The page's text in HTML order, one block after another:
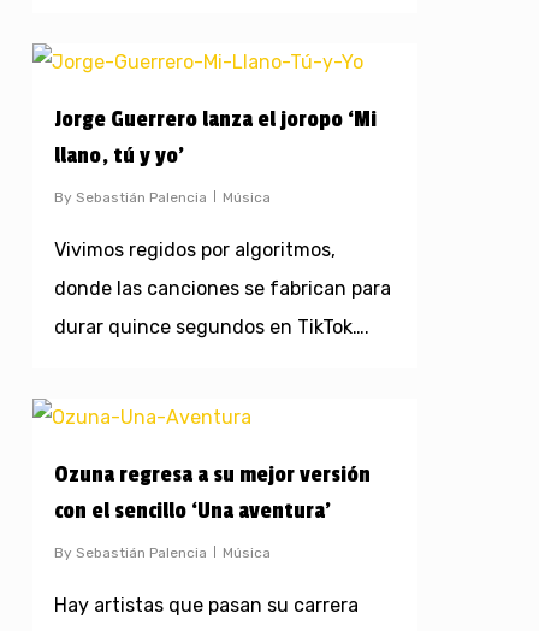
Jorge Guerrero lanza el joropo ‘Mi
llano, tú y yo’
By Sebastián Palencia Música
Vivimos regidos por algoritmos,
donde las canciones se fabrican para
durar quince segundos en TikTok….
Ozuna regresa a su mejor versión
con el sencillo ‘Una aventura’
By Sebastián Palencia Música
Hay artistas que pasan su carrera